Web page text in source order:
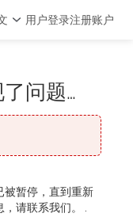
用户登录注册账户
问题…
被暂停，直到重新
请联系我们。 .